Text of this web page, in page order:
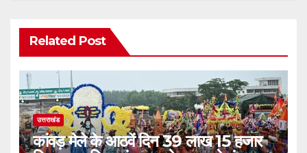
Related Post
उत्तराखंड
कांवड़ मेले के आठवें दिन 39 लाख 15 हजार